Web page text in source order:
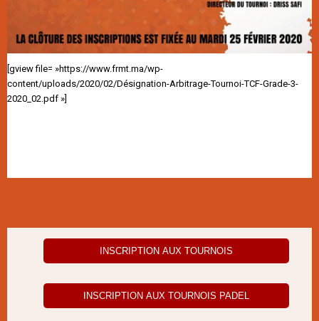
[gview file= »https://www.frmt.ma/wp-
content/uploads/2020/02/Désignation-Arbitrage-Tournoi-TCF-Grade-3-
2020_02.pdf »]
INSCRIPTION AUX TOURNOIS
INSCRIPTION AUX TOURNOIS PADEL